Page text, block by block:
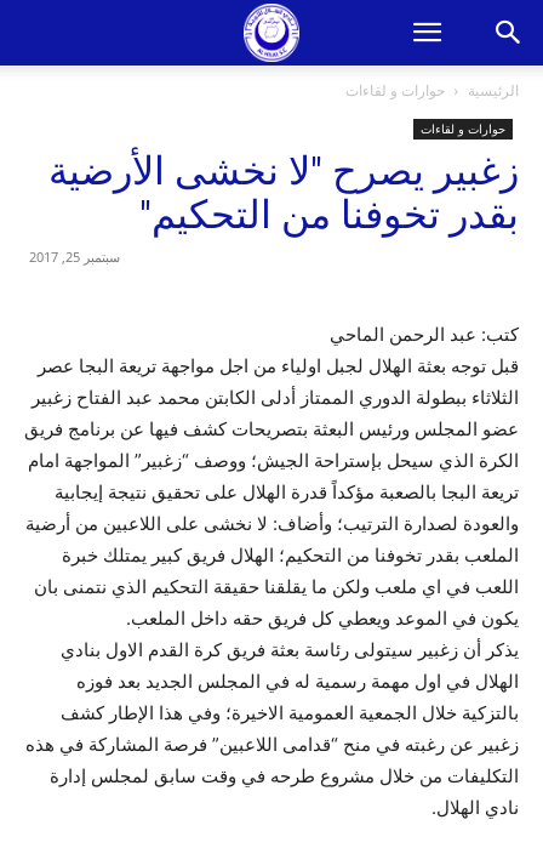
الرئيسية حوارات و لقاءات
حوارات و لقاءات
زغبير يصرح "لا نخشى الأرضية
بقدر تخوفنا من التحكيم"
سبتمبر 25, 2017
كتب: عبد الرحمن الماحي
قبل توجه بعثة الهلال لجبل اولياء من اجل مواجهة تريعة البجا عصر
الثلاثاء ببطولة الدوري الممتاز أدلى الكابتن محمد عبد الفتاح زغبير
عضو المجلس ورئيس البعثة بتصريحات كشف فيها عن برنامج فريق
الكرة الذي سيحل بإستراحة الجيش؛ ووصف “زغبير” المواجهة امام
تريعة البجا بالصعبة مؤكداً قدرة الهلال على تحقيق نتيجة إيجابية
والعودة لصدارة الترتيب؛ وأضاف: لا نخشى على اللاعبين من أرضية
الملعب بقدر تخوفنا من التحكيم؛ الهلال فريق كبير يمتلك خبرة
اللعب في اي ملعب ولكن ما يقلقنا حقيقة التحكيم الذي نتمنى بان
يكون في الموعد ويعطي كل فريق حقه داخل الملعب.
يذكر أن زغبير سيتولى رئاسة بعثة فريق كرة القدم الاول بنادي
الهلال في اول مهمة رسمية له في المجلس الجديد بعد فوزه
بالتزكية خلال الجمعية العمومية الاخيرة؛ وفي هذا الإطار كشف
زغبير عن رغبته في منح “قدامى اللاعبين” فرصة المشاركة في هذه
التكليفات من خلال مشروع طرحه في وقت سابق لمجلس إدارة
نادي الهلال.